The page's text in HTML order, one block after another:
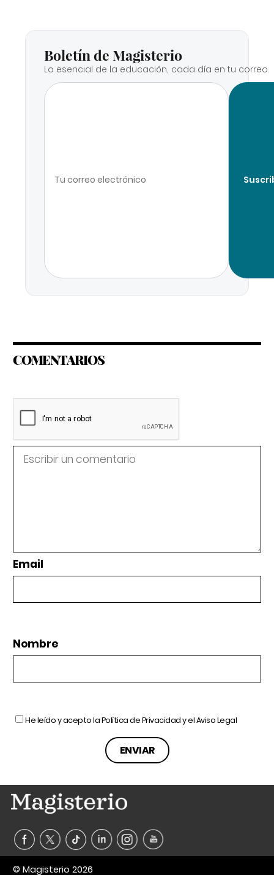
Boletín de Magisterio
Lo esencial de la educación, cada día en tu correo.
COMENTARIOS
Email
Nombre
He leído y acepto laPolítica de Privacidady elAviso Legal
© Magisterio 2026